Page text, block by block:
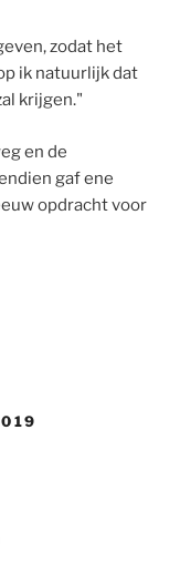
zodat het
ik natuurlijk dat
krijgen."
en de
gaf ene
opdracht voor